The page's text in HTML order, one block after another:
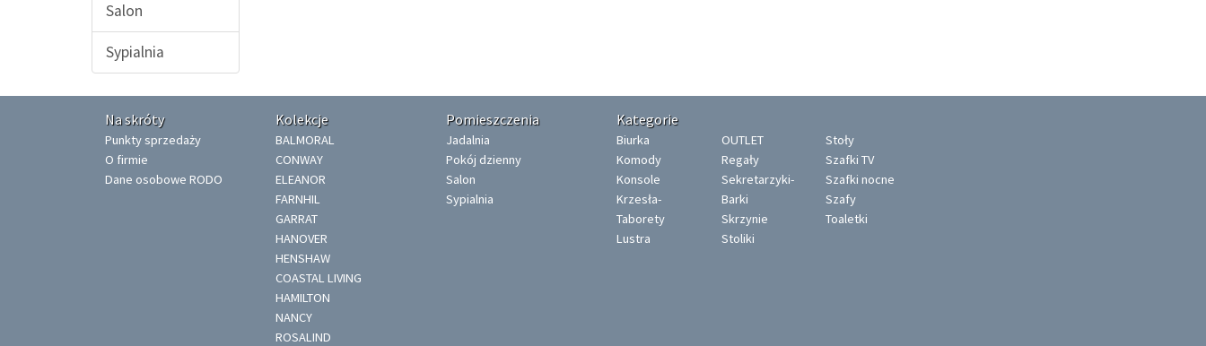
Salon
Sypialnia
Na skróty
Punkty sprzedaży
O firmie
Dane osobowe RODO
Kolekcje
BALMORAL
CONWAY
ELEANOR
FARNHIL
GARRAT
HANOVER
HENSHAW
COASTAL LIVING
HAMILTON
NANCY
ROSALIND
Pomieszczenia
Jadalnia
Pokój dzienny
Salon
Sypialnia
Kategorie
Biurka
Komody
Konsole
Krzesła-
Taborety
Lustra
OUTLET
Regały
Sekretarzyki-
Barki
Skrzynie
Stoliki
Stoły
Szafki TV
Szafki nocne
Szafy
Toaletki